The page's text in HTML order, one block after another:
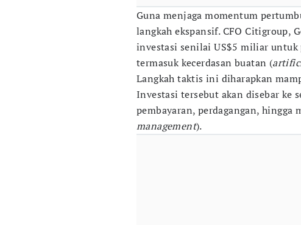
Guna menjaga momentum
langkah ekspansif. CFO Citigroup,
investasi senilai US$5 miliar
termasuk kecerdasan buatan (
Langkah taktis ini diharapkan
Investasi tersebut akan disebar
pembayaran, perdagangan, hingga
management).